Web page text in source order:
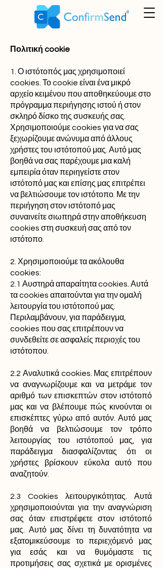
Πολιτική cookie
1. Ο ιστότοπός μας χρησιμοποιεί
cookies. Το cookie είναι ένα μικρό
αρχείο κειμένου που αποθηκεύουμε στο
πρόγραμμα περιήγησης ιστού ή στον
σκληρό δίσκο της συσκευής σας.
Χρησιμοποιούμε cookies για να σας
ξεχωρίζουμε ανώνυμα από άλλους
χρήστες του ιστότοπού μας. Αυτό μας
βοηθά να σας παρέχουμε μια καλή
εμπειρία όταν περιηγείστε στον
ιστότοπό μας και επίσης μας επιτρέπει
να βελτιώσουμε τον ιστότοπο. Με την
περιήγηση στον ιστότοπό μας
συναινείτε σιωπηρά στην αποθήκευση
cookies στη συσκευή σας από τον
ιστότοπο.
2. Χρησιμοποιούμε τα ακόλουθα
cookies:
2.1 Αυστηρά απαραίτητα cookies. Αυτά
τα cookies απαιτούνται για την ομαλή
λειτουργία του ιστότοπού μας.
Περιλαμβάνουν, για παράδειγμα,
cookies που σας επιτρέπουν να
συνδεθείτε σε ασφαλείς περιοχές του
ιστότοπου.
2.2 Αναλυτικά cookies. Μας επιτρέπουν
να αναγνωρίζουμε και να μετράμε τον
αριθμό των επισκεπτών στον ιστότοπό
μας και να βλέπουμε πώς κινούνται οι
επισκέπτες γύρω από αυτόν. Αυτό μας
βοηθά να βελτιώσουμε τον τρόπο
λειτουργίας του ιστότοπού μας, για
παράδειγμα διασφαλίζοντας ότι οι
χρήστες βρίσκουν εύκολα αυτό που
αναζητούν.
2.3 Cookies λειτουργικότητας. Αυτά
χρησιμοποιούνται για την αναγνώριση
σας όταν επιστρέφετε στον ιστότοπό
μας. Αυτό μας δίνει τη δυνατότητα να
εξατομικεύσουμε το περιεχόμενό μας
για εσάς και να θυμόμαστε τις
προτιμήσεις σας σχετικά με ορισμένες